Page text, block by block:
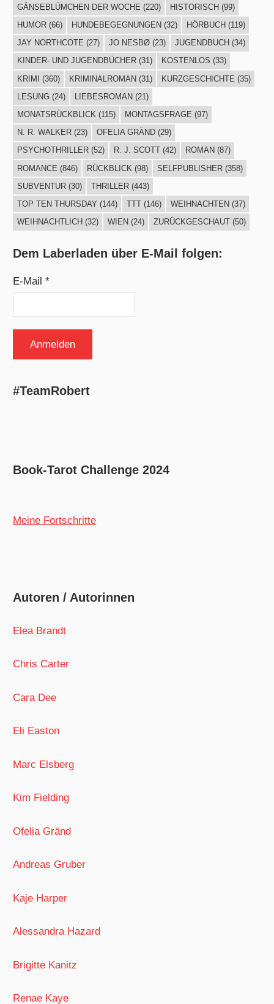
GÄNSEBLÜMCHEN DER WOCHE (220) HISTORISCH (99)
HUMOR(66) HUNDEBEGEGNUNGEN (32) HÖRBUCH (119)
JAY NORTHCOTE (27) JO NESBØ(23) JUGENDBUCH (34)
KINDER- UND JUGENDBÜCHER(31) KOSTENLOS (33)
KRIMI (360) KRIMINALROMAN(31) KURZGESCHICHTE (35)
LESUNG(24) LIEBESROMAN (21)
MONATSRÜCKBLICK (115) MONTAGSFRAGE (97)
N. R. WALKER(23) OFELIA GRÄND(29)
PSYCHOTHRILLER(52) R. J. SCOTT(42) ROMAN (87)
ROMANCE (846) RÜCKBLICK (98) SELFPUBLISHER(358)
SUBVENTUR(30) THRILLER(443)
TOP TEN THURSDAY (144) TTT(146) WEIHNACHTEN (37)
WEIHNACHTLICH (32) WIEN (24) ZURÜCKGESCHAUT(50)
Dem Laberladen über E-Mail folgen:
E-Mail *
#TeamRobert
Book-Tarot Challenge 2024
Meine Fortschritte
Autoren / Autorinnen
Elea Brandt
Chris Carter
Cara Dee
Eli Easton
Marc Elsberg
Kim Fielding
Ofelia Gränd
Andreas Gruber
Kaje Harper
Alessandra Hazard
Brigitte Kanitz
Renae Kaye